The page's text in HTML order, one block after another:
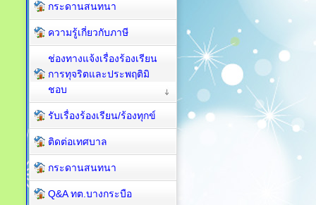
กระดานสนทนา
ความรู้เกี่ยวกับภาษี
ช่องทางแจ้งเรื่องร้องเรียน
การทุจริตและประพฤติมิ
ชอบ
รับเรื่องร้องเรียน/ร้องทุกข์
ติดต่อเทศบาล
กระดานสนทนา
Q&A ทต.บางกระบือ